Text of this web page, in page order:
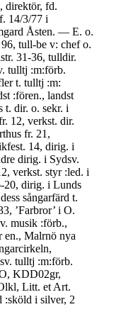
direktör, fd.
14/3/77 i
Åsten. — E. o.
tull-be v: chef o.
31-36, tulldir.
tulltj :m:förb.
t. tulltj :m:
:fören., landst
t. dir. o. sekr. i
12, verkst. dir.
fr. 21,
14, dirig. i
dirig. i Sydsv.
verkst. styr :led. i
20, dirig. i Lunds
sångarfärd t.
’Farbror’ i O.
musik :förb.,
en., Malrnö nya
tulltj :m:förb.
KDD02gr,
Litt. et Art.
:sköld i silver, 2